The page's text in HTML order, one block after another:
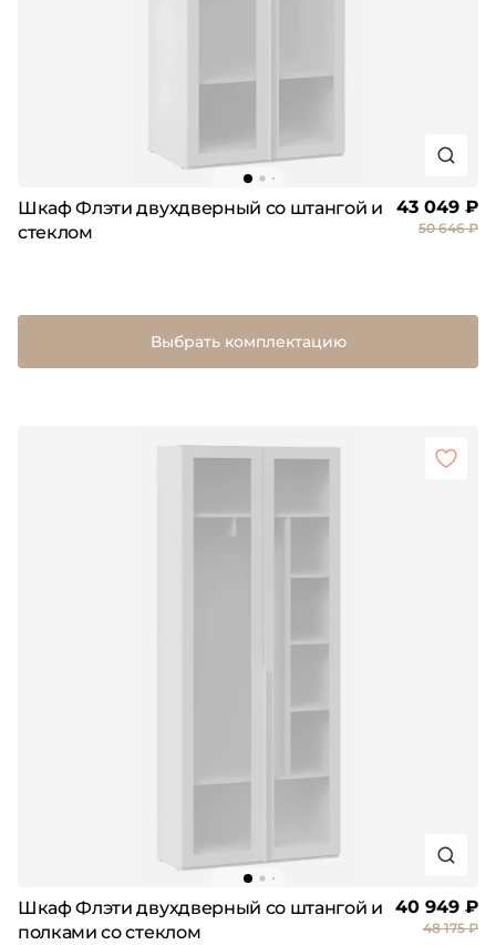
Шкаф Флэти двухдверный со штангой и
стеклом
43 049 ₽
50 646 ₽
Выбрать комплектацию
Шкаф Флэти двухдверный со штангой и
полками со стеклом
40 949 ₽
48 175 ₽